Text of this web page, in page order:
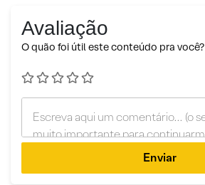
Avaliação
O quão foi útil este conteúdo pra você?
Enviar